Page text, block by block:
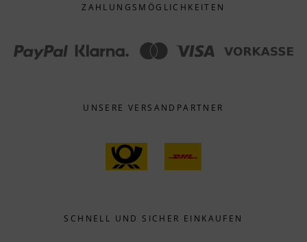
ZAHLUNGS­MÖGLICHKEITEN
UNSERE VERSANDPARTNER
SCHNELL UND SICHER EINKAUFEN